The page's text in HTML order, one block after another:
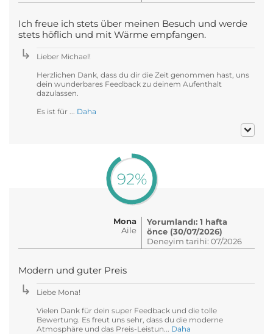
Ich freue ich stets über meinen Besuch und werde
stets höflich und mit Wärme empfangen.
Lieber Michael!
Herzlichen Dank, dass du dir die Zeit genommen hast, uns
dein wunderbares Feedback zu deinem Aufenthalt
dazulassen.
Es ist für ... Daha
92%
Mona
Aile
Yorumlandı: 1 hafta
önce (30/07/2026)
Deneyim tarihi: 07/2026
Modern und guter Preis
Liebe Mona!
Vielen Dank für dein super Feedback und die tolle
Bewertung. Es freut uns sehr, dass du die moderne
Atmosphäre und das Preis-Leistun... Daha